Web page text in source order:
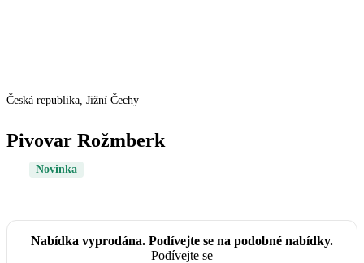
Česká republika, Jižní Čechy
Pivovar Rožmberk
Novinka
Nabídka vyprodána. Podívejte se na podobné nabídky.
Podívejte se